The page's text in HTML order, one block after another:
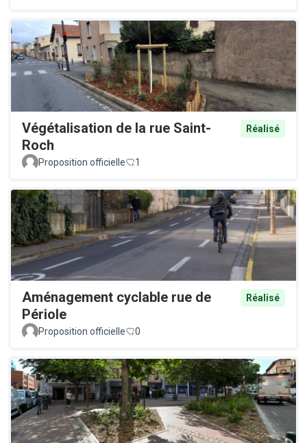
Végétalisation de la rue Saint-
Roch
Réalisé
Proposition officielle 1
Aménagement cyclable rue de
Périole
Réalisé
Proposition officielle 0